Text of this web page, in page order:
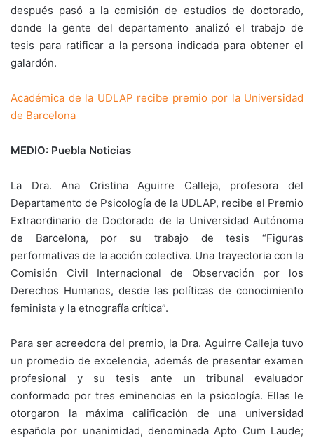
después pasó a la comisión de estudios de doctorado,
donde la gente del departamento analizó el trabajo de
tesis para ratificar a la persona indicada para obtener el
galardón.
Académica de la UDLAP recibe premio por la Universidad
de Barcelona
MEDIO: Puebla Noticias
La Dra. Ana Cristina Aguirre Calleja, profesora del
Departamento de Psicología de la UDLAP, recibe el Premio
Extraordinario de Doctorado de la Universidad Autónoma
de Barcelona, por su trabajo de tesis “Figuras
performativas de la acción colectiva. Una trayectoria con la
Comisión Civil Internacional de Observación por los
Derechos Humanos, desde las políticas de conocimiento
feminista y la etnografía crítica”.
Para ser acreedora del premio, la Dra. Aguirre Calleja tuvo
un promedio de excelencia, además de presentar examen
profesional y su tesis ante un tribunal evaluador
conformado por tres eminencias en la psicología. Ellas le
otorgaron la máxima calificación de una universidad
española por unanimidad, denominada Apto Cum Laude;